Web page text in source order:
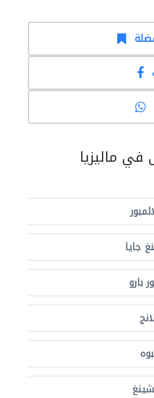
ماليزيا
جايا
بارو